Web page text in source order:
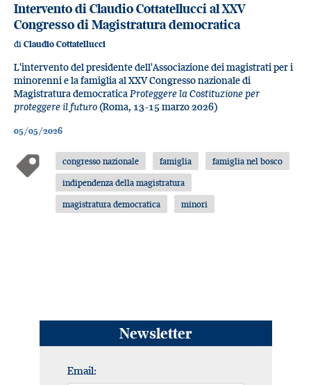
Intervento di Claudio Cottatellucci al XXV
Congresso di Magistratura democratica
di Claudio Cottatellucci
L'intervento del presidente dell'Associazione dei magistrati per i
minorenni e la famiglia al XXV Congresso nazionale di
Magistratura democratica Proteggere la Costituzione per
proteggere il futuro(Roma, 13-15 marzo 2026)
05/05/2026
congresso nazionale famiglia
famiglia nel bosco
indipendenza della magistratura
magistratura democratica
minori
Newsletter
Email: